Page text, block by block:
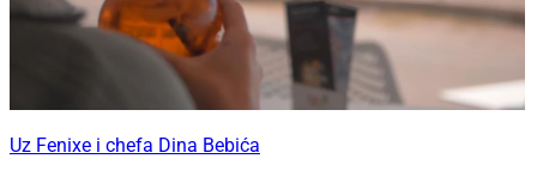
Uz Fenixe i chefa Dina Bebića